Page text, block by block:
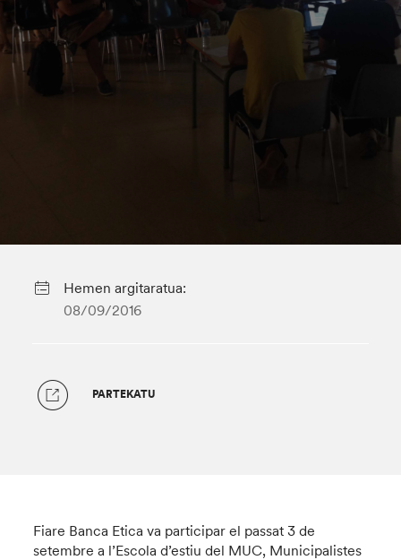
Hemen argitaratua:
08/09/2016
PARTEKATU
Fiare Banca Etica va participar el passat 3 de
setembre a l’Escola d’estiu del MUC, Municipalistes